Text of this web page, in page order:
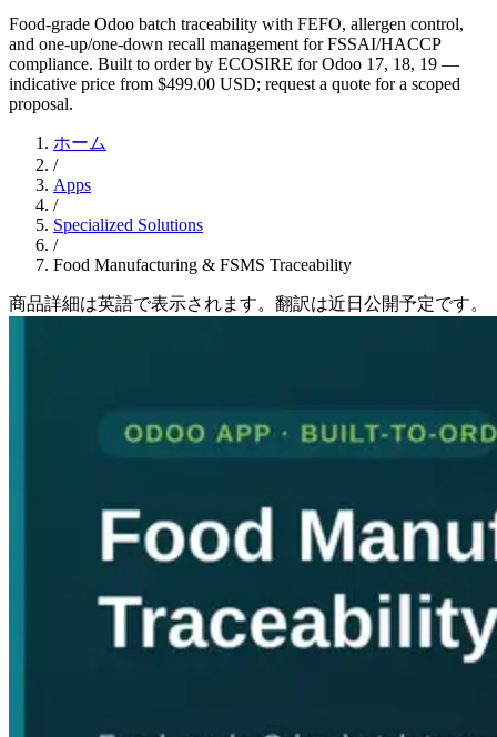
Food-grade Odoo batch traceability with FEFO, allergen control,
and one-up/one-down recall management for FSSAI/HACCP
compliance. Built to order by ECOSIRE for Odoo 17, 18, 19 —
indicative price from $499.00 USD; request a quote for a scoped
proposal.
ホーム
/
Apps
/
Specialized Solutions
/
Food Manufacturing & FSMS Traceability
商品詳細は英語で表示されます。翻訳は近日公開予定です。